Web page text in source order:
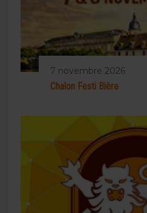
7 novembre 2026
Chalon Festi Bière